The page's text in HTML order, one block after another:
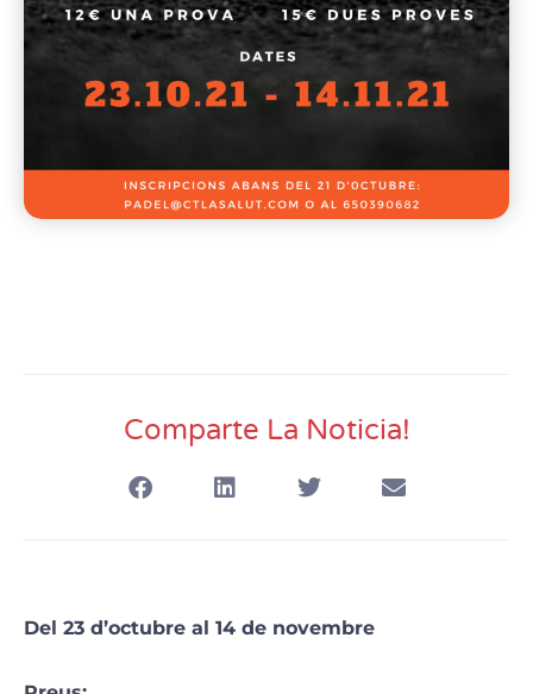
Comparte La Noticia!
Del 23 d’octubre al 14 de novembre